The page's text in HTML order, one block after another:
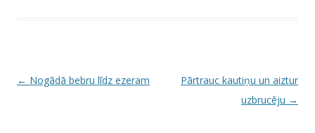
P
← Nogādā bebru līdz ezeram
Pārtrauc kautiņu un aiztur
uzbrucēju →